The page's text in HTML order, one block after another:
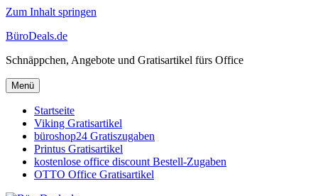
Zum Inhalt springen
BüroDeals.de
Schnäppchen, Angebote und Gratisartikel fürs Office
Menü
Startseite
Viking Gratisartikel
büroshop24 Gratiszugaben
Printus Gratisartikel
kostenlose office discount Bestell-Zugaben
OTTO Office Gratisartikel